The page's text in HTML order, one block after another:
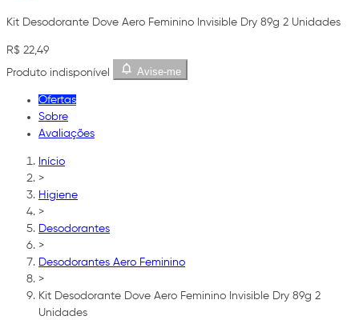
Kit Desodorante Dove Aero Feminino Invisible Dry 89g 2 Unidades
R$ 22,49
Produto indisponível
Avise-me
Ofertas
Sobre
Avaliações
Início
>
Higiene
>
Desodorantes
>
Desodorantes Aero Feminino
>
Kit Desodorante Dove Aero Feminino Invisible Dry 89g 2
Unidades